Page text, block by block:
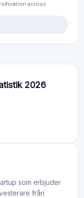
across
2026
som erbjuder
från